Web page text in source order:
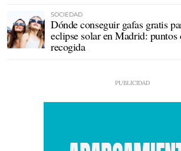
SOCIEDAD
Dónde conseguir gafas gratis
eclipse solar en Madrid: puntos
recogida